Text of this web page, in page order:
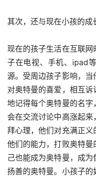
其次，还与现在小孩的成
现在的孩子生活在互联
子在电视、手机、ipad
源。受周边孩子影响，
对奥特曼的喜爱，相互
地记得每个奥特曼的名
会在交流讨论中高涨起
拜心理，他们对充满正
他们的能力，打败奥特
己也能成为奥特曼，成
扬善的奥特曼。小孩子